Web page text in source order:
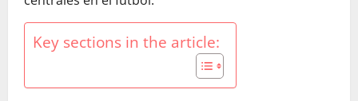
Key sections in the article: